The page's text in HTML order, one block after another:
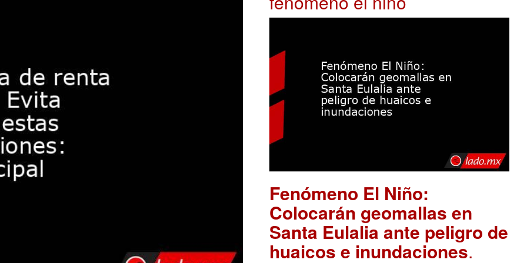
Fenómeno El Niño:
Colocarán geomallas en
Santa Eulalia ante peligro de
huaicos e inundaciones.